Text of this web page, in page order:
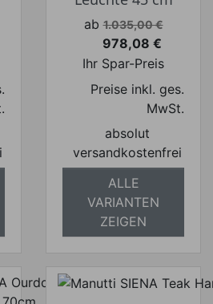
Verkaufspreis
ab 1.035,00 €
Preis
978,08 €
Ihr Spar-Preis
Preise inkl. ges.
MwSt.
absolut
versandkostenfrei
ALLE
VARIANTEN
ZEIGEN